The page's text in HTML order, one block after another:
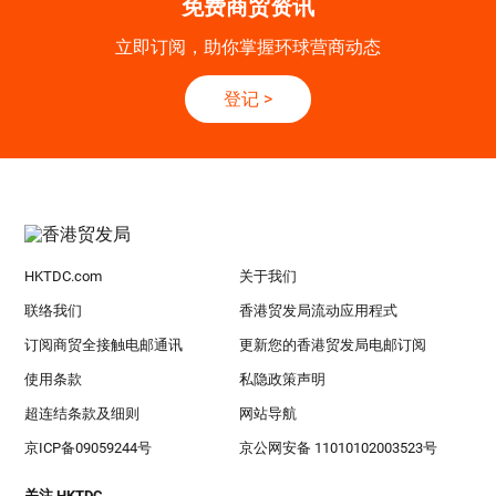
免费商贸资讯
立即订阅，助你掌握环球营商动态
登记 >
HKTDC.com 关于我们
联络我们 香港贸发局流动应用程式
订阅商贸全接触电邮通讯 更新您的香港贸发局电邮订阅
使用条款 私隐政策声明
超连结条款及细则 网站导航
京ICP备09059244号 京公网安备 11010102003523号